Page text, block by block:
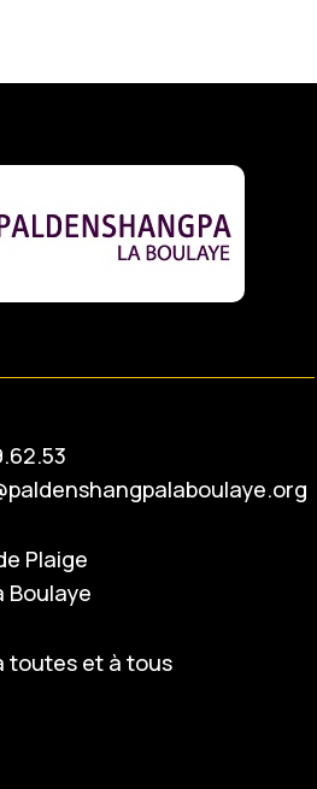
Plaige
Boulaye
toutes et à tous